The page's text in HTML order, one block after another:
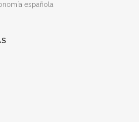
española